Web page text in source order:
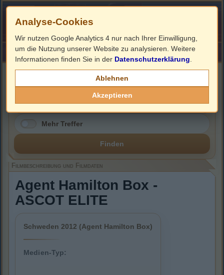
HOME ImpressumLinks
Filmbeschreibung, Cover & DVD Infos
Mehr Treffer
Finden
Filmbeschreibung und Filmdaten
Agent Hamilton Box -
ASCOT ELITE
Schweden 2012 (Agent Hamilton Box)
Medien-Typ:
Analyse-Cookies
Wir nutzen Google Analytics 4 nur nach Ihrer Einwilligung,
um die Nutzung unserer Website zu analysieren. Weitere
Informationen finden Sie in der Datenschutzerklärung
Ablehnen
Akzeptieren